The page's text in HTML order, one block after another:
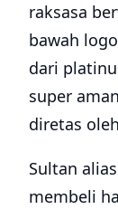
raksasa
bawah
dari
super
diretas
Sultan
membeli